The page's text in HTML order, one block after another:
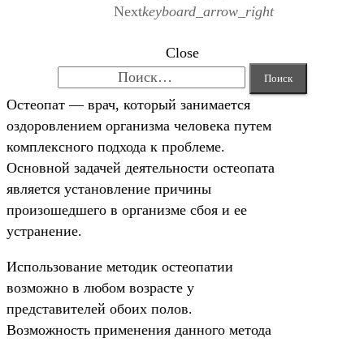
Nextkeyboard_arrow_right
Close
Остеопат — врач, который занимается
оздоровлением организма человека путем
комплексного подхода к проблеме.
Основной задачей деятельности остеопата
является установление причины
произошедшего в организме сбоя и ее
устранение.
Использование методик остеопатии
возможно в любом возрасте у
представителей обоих полов.
Возможность применения данного метода